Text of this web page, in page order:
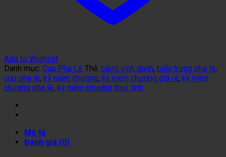
Add to Wishlist
Danh mục: Cup Pha Lê Thẻ: bảng vinh danh, biểu trưng pha lê,
cup pha lê, kỷ niệm chương, kỷ niệm chương giá rẻ, kỷ niệm
chương pha lê, kỷ niệm chương thuỷ tinh
Mô tả
Đánh giá (0)